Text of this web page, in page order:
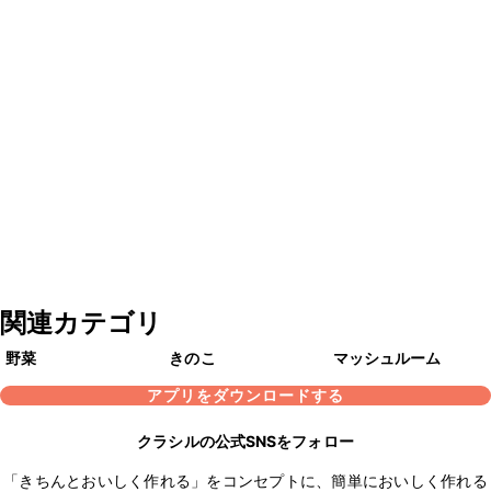
関連カテゴリ
野菜 きのこ
マッシュルーム
アプリをダウンロードする
クラシルの公式SNSをフォロー
「きちんとおいしく作れる」をコンセプトに、簡単においしく作れる